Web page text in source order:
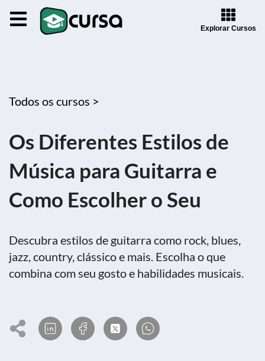
Explorar Cursos
Todos os cursos >
Os Diferentes Estilos de
Música para Guitarra e
Como Escolher o Seu
Descubra estilos de guitarra como rock, blues,
jazz, country, clássico e mais. Escolha o que
combina com seu gosto e habilidades musicais.